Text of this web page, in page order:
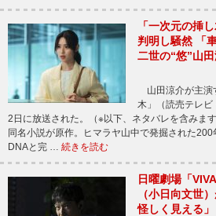
「一次元の挿
判明し騒然 「
二世の“悠”山田
山田涼介が主演
木」（読売テレビ
2日に放送された。（※以下、ネタバレを含み
同名小説が原作。ヒマラヤ山中で発掘された
DNAと完 … 続きを読む
日曜劇場「
（小日向文世
怪しく見える」